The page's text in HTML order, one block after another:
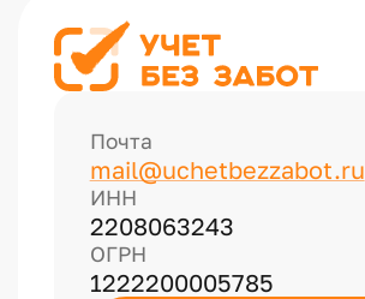
Почта
mail@uchetbezzabot.ru
ИНН
2208063243
ОГРН
1222200005785